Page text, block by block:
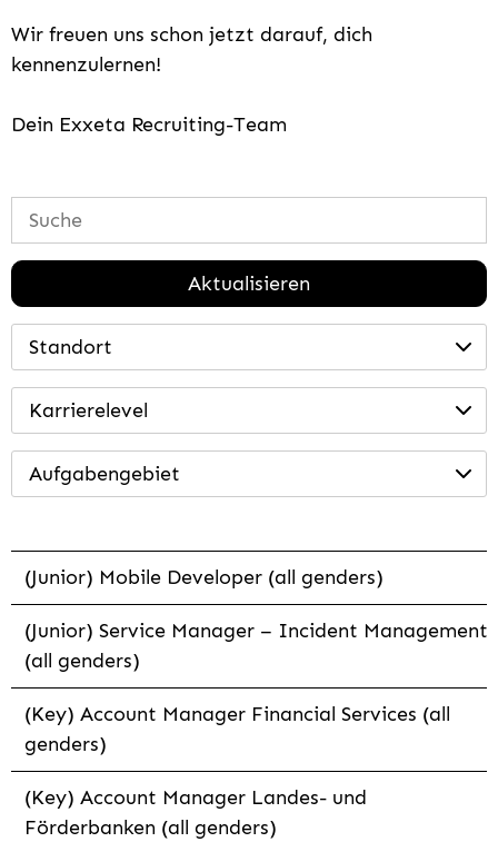
Wir freuen uns schon jetzt darauf, dich
kennenzulernen!
Dein Exxeta Recruiting-Team
Aktualisieren
Standort
Karrierelevel
Aufgabengebiet
(Junior) Mobile Developer (all genders)
(Junior) Service Manager – Incident Management
(all genders)
(Key) Account Manager Financial Services (all
genders)
(Key) Account Manager Landes- und
Förderbanken (all genders)